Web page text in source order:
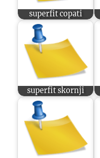
superfit copati
superfit skornji